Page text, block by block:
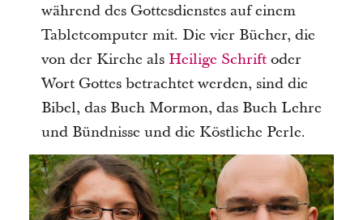
während des Gottesdienstes auf einem
Tabletcomputer mit. Die vier Bücher, die
von der Kirche als Heilige Schriftoder
Wort Gottes betrachtet werden, sind die
Bibel, das Buch Mormon, das Buch Lehre
und Bündnisse und die Köstliche Perle.